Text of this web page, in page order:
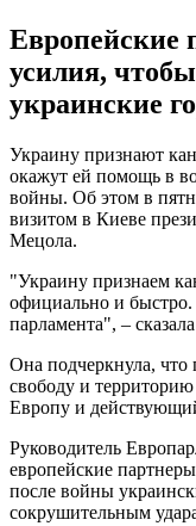
Европейские
усилия,
украинские
Украину признают
окажут ей помощь в
войны. Об этом в
визитом в Киеве
Мецола.
"Украину признаем
официально и
парламента", –
Она подчеркнула, что
свободу и
Европу и
Руководитель
европейские
после войны
сокрушительным